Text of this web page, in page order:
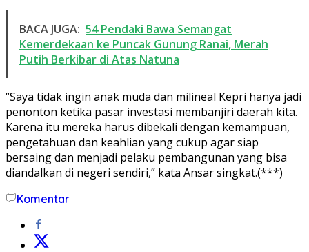
BACA JUGA: 54 Pendaki Bawa Semangat
Kemerdekaan ke Puncak Gunung Ranai, Merah
Putih Berkibar di Atas Natuna
“Saya tidak ingin anak muda dan milineal Kepri hanya jadi
penonton ketika pasar investasi membanjiri daerah kita.
Karena itu mereka harus dibekali dengan kemampuan,
pengetahuan dan keahlian yang cukup agar siap
bersaing dan menjadi pelaku pembangunan yang bisa
diandalkan di negeri sendiri,” kata Ansar singkat.(***)
Komentar